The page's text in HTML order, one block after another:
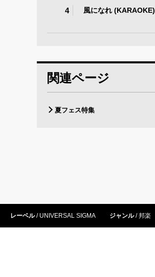
4 風になれ (KARAOKE)
関連ページ
夏フェス特集
レーベル UNIVERSAL SIGMA ジャンル 邦楽